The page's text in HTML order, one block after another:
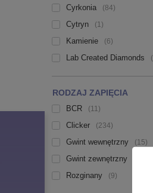
Cyrkonia 84
Cytryn 1
Kamienie 6
Lab Created Diamonds
RODZAJ ZAPIĘCIA
BCR 11
Clicker 234
Gwint wewnętrzny 15
Gwint zewnętrzny
Rozginany 9